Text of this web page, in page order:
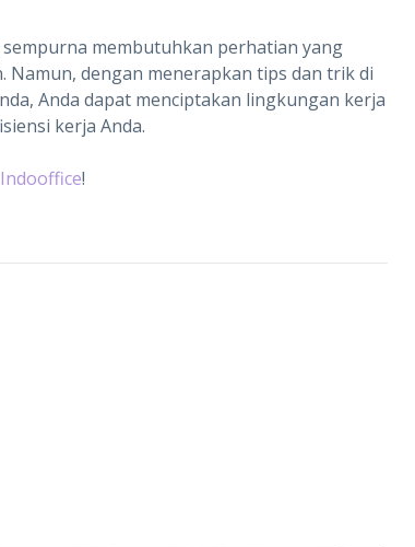
membutuhkan perhatian yang
dengan menerapkan tips dan trik di
Anda dapat menciptakan lingkungan kerja
kerja Anda.
Indooffice!